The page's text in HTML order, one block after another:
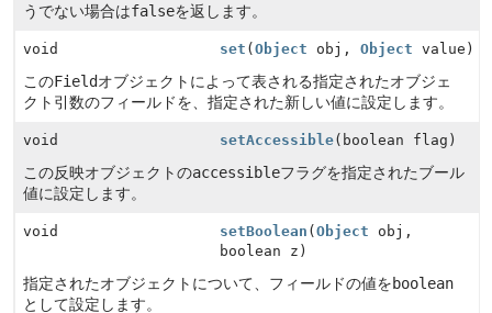
うでない場合はfalseを返します。
void set (Object obj,Object value)
このFieldオブジェクトによって表される指定されたオブジェ
クト引数のフィールドを、指定された新しい値に設定します。
void setAccessible(boolean flag)
この反映オブジェクトのaccessibleフラグを指定されたブール
値に設定します。
void setBoolean (Object obj,
boolean z)
指定されたオブジェクトについて、フィールドの値をboolean
として設定します。